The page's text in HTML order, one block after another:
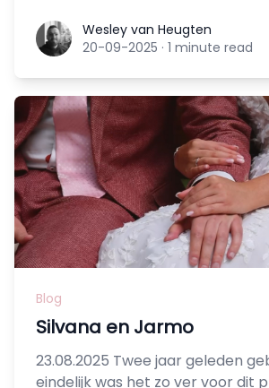
Wesley van Heugten
Wesley van Heugten
20-09-2025 · 1 minute read
Blog
Silvana en Jarmo
23.08.2025 Twee jaar geleden
eindelijk was het zo ver voor dit